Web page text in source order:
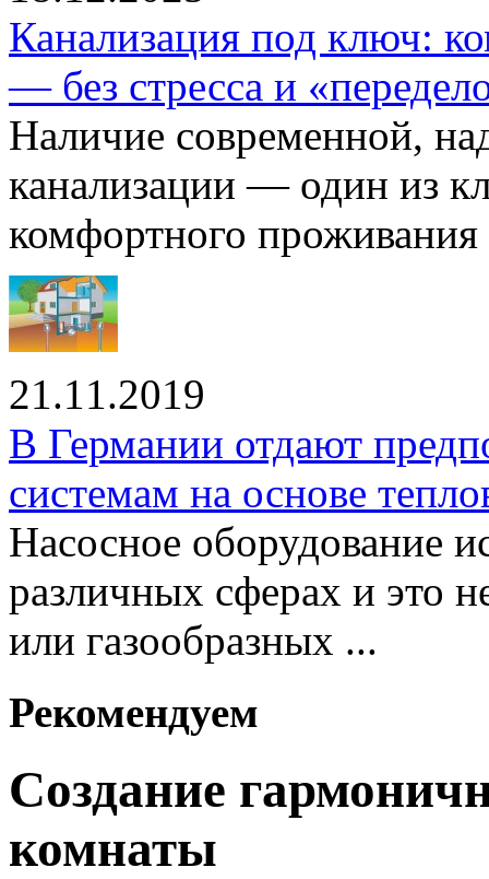
Канализация под ключ:
— без стресса и
Наличие современной,
канализации — один из
комфортного проживания
21.11.2019
В Германии отдают
системам на основе
Насосное оборудование
различных сферах и это
или газообразных ...
Рекомендуем
Создание
комнаты